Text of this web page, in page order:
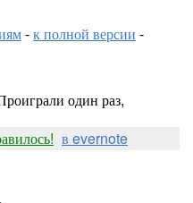
-к полной версии -
один раз,
в evernote